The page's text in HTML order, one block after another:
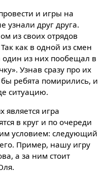
и игры на
узнали друг друга.
из своих отрядов
как в одной из смен
один из них пообещал в
Узнав сразу про их
бы ребята помирились, и
ситуацию.
является игра
в круг и по очереди
условием: следующий
Пример, нашу игру
а за ним стоит